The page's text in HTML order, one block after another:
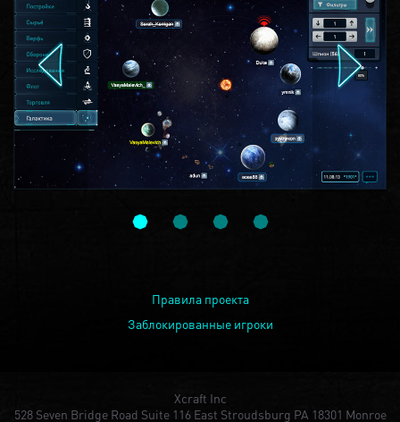
Правила проекта
Заблокированные игроки
Xcraft Inc
528 Seven Bridge Road Suite 116 East Stroudsburg PA 18301 Monroe